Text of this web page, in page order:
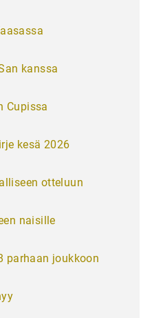
kanssa
Cupissa
kesä 2026
otteluun
naisille
parhaan joukkoon